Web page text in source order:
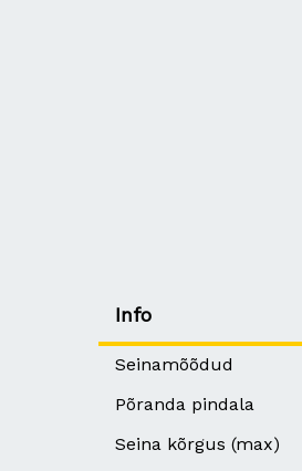
Info
Seinamõõdud
Põranda pindala
Seina kõrgus (max)